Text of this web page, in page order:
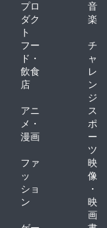
プロ
ダク
ト
音
楽
フー
ド・
飲食
店
チ
ャ
レ
ン
ジ
アニ
メ・
漫画
ス
ポ
ー
ツ
ファ
ッ
ショ
ン
映
像
・
映
画